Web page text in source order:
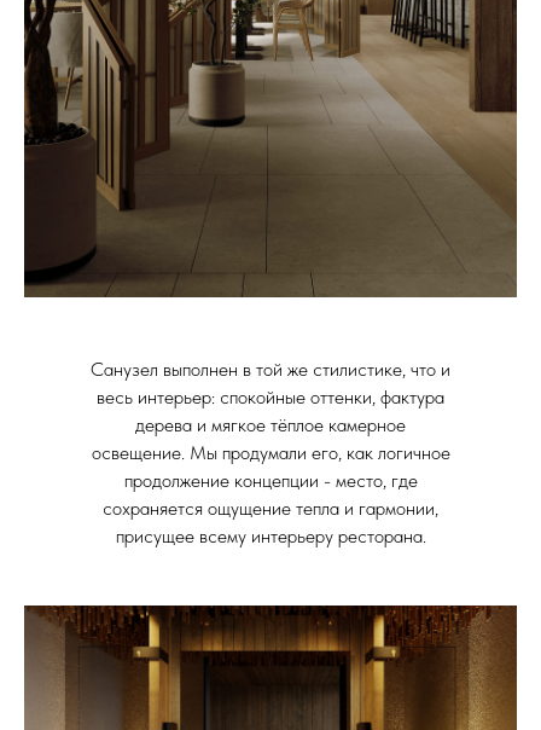
Санузел выполнен в той же стилистике, что и
весь интерьер: спокойные оттенки, фактура
дерева и мягкое тёплое камерное
освещение. Мы продумали его, как логичное
продолжение концепции - место, где
сохраняется ощущение тепла и гармонии,
присущее всему интерьеру ресторана.